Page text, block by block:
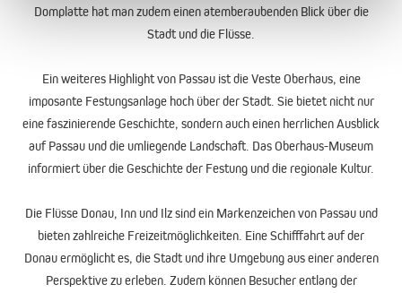
Domplatte hat man zudem einen atemberaubenden Blick über die
Stadt und die Flüsse.
Ein weiteres Highlight von Passau ist die Veste Oberhaus, eine
imposante Festungsanlage hoch über der Stadt. Sie bietet nicht nur
eine faszinierende Geschichte, sondern auch einen herrlichen Ausblick
auf Passau und die umliegende Landschaft. Das Oberhaus-Museum
informiert über die Geschichte der Festung und die regionale Kultur.
Die Flüsse Donau, Inn und Ilz sind ein Markenzeichen von Passau und
bieten zahlreiche Freizeitmöglichkeiten. Eine Schifffahrt auf der
Donau ermöglicht es, die Stadt und ihre Umgebung aus einer anderen
Perspektive zu erleben. Zudem können Besucher entlang der